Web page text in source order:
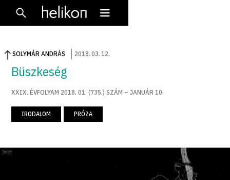
SOLYMÁR ANDRÁS 2018.03. 12.
Büszkeség
XXIX. ÉVFOLYAM 2018. 01. (735.) SZÁM – JANUÁR 10.
IRODALOM PRÓZA